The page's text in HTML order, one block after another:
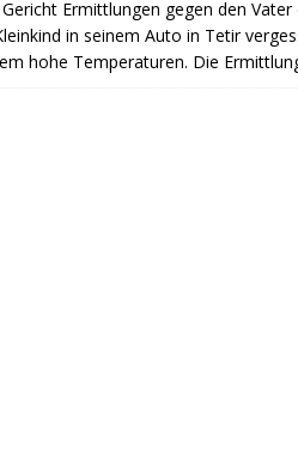
Ermittlungen gegen den
in seinem Auto in Tetir
hohe Temperaturen. Die